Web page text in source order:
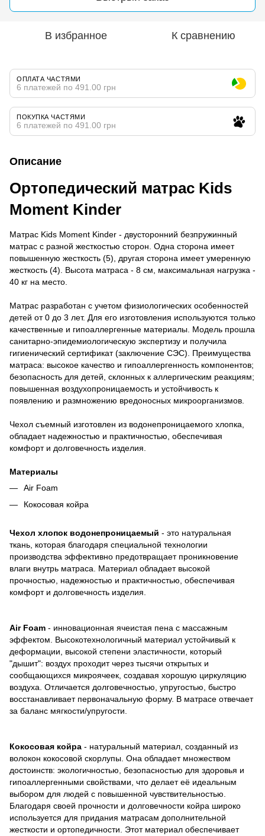
В избранное К сравнению
ОПЛАТА ЧАСТЯМИ
6 платежей по 491.00 грн
ПОКУПКА ЧАСТЯМИ
6 платежей по 491.00 грн
Описание
Ортопедический матрас Kids
Moment Kinder
Матрас Kids Moment Kinder - двусторонний безпружинный
матрас с разной жесткостью сторон. Одна сторона имеет
повышенную жесткость (5), другая сторона имеет умеренную
жесткость (4). Высота матраса - 8 см, максимальная нагрузка -
40 кг на место.
Матрас разработан с учетом физиологических особенностей
детей от 0 до 3 лет. Для его изготовления используются только
качественные и гипоаллергенные материалы. Модель прошла
санитарно-эпидемиологическую экспертизу и получила
гигиенический сертификат (заключение СЭС). Преимущества
матраса: высокое качество и гипоаллергенность компонентов;
безопасность для детей, склонных к аллергическим реакциям;
повышенная воздухопроницаемость и устойчивость к
появлению и размножению вредоносных микроорганизмов.
Чехол съемный изготовлен из водонепроницаемого хлопка,
обладает надежностью и практичностью, обеспечивая
комфорт и долговечность изделия.
Материалы
Air Foam
Кокосовая койра
Чехол хлопок водонепроницаемый - это натуральная
ткань, которая благодаря специальной технологии
производства эффективно предотвращает проникновение
влаги внутрь матраса. Материал обладает высокой
прочностью, надежностью и практичностью, обеспечивая
комфорт и долговечность изделия.
Air Foam - инновационная ячеистая пена с массажным
эффектом. Высокотехнологичный материал устойчивый к
деформации, высокой степени эластичности, который
"дышит": воздух проходит через тысячи открытых и
сообщающихся микроячеек, создавая хорошую циркуляцию
воздуха. Отличается долговечностью, упругостью, быстро
восстанавливает первоначальную форму. В матрасе отвечает
за баланс мягкости/упругости.
Кокосовая койра - натуральный материал, созданный из
волокон кокосовой скорлупы. Она обладает множеством
достоинств: экологичностью, безопасностью для здоровья и
гипоаллергенными свойствами, что делает её идеальным
выбором для людей с повышенной чувствительностью.
Благодаря своей прочности и долговечности койра широко
используется для придания матрасам дополнительной
жесткости и ортопедичности. Этот материал обеспечивает